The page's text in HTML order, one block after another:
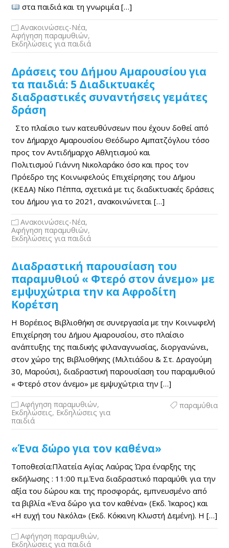
στα παιδιά και τη γνωριμία […]
Ανακοινώσεις-Νέα,
Αφήγηση παραμυθιών,
Εκδηλώσεις για παιδιά
Δράσεις του Δήμου Αμαρουσίου για
τα παιδιά: 5 Διαδικτυακές
διαδραστικές συναντήσεις γεμάτες
δράση
Στο πλαίσιο των κατευθύνσεων που έχουν δοθεί από
τον Δήμαρχο Αμαρουσίου Θεόδωρο Αμπατζόγλου τόσο
προς τον Αντιδήμαρχο Αθλητισμού και
Πολιτισμού Γιάννη Νικολαράκο όσο και προς τον
Πρόεδρο της Κοινωφελούς Επιχείρησης του Δήμου
(ΚΕΔΑ) Νίκο Πέππα, σχετικά με τις διαδικτυακές δράσεις
του Δήμου για το 2021, ανακοινώνεται […]
Ανακοινώσεις-Νέα,
Αφήγηση παραμυθιών,
Εκδηλώσεις για παιδιά
Διαδραστική παρουσίαση του
παραμυθιού « Φτερό στον άνεμο» με
εμψυχώτρια την κα Αφροδίτη
Κορέτση
Η Βορέειος Βιβλιοθήκη σε συνεργασία με την Κοινωφελή
Επιχείρηση του Δήμου Αμαρουσίου, στo πλαίσιο
ανάπτυξης της παιδικής φιλαναγνωσίας, διοργανώνει,
στον χώρο της Βιβλιοθήκης (Μιλτιάδου & Στ. Δραγούμη
30, Μαρούσι), διαδραστική παρουσίαση του παραμυθιού
« Φτερό στον άνεμο» με εμψυχώτρια την […]
Αφήγηση παραμυθιών,
Εκδηλώσεις, Εκδηλώσεις για
παιδιά
παραμύθια
«Ένα δώρο για τον καθένα»
Τοποθεσία:Πλατεία Αγίας Λαύρας Ώρα έναρξης της
εκδήλωσης : 11:00 π.μ.Ένα διαδραστικό παραμύθι για την
αξία του δώρου και της προσφοράς, εμπνευσμένο από
τα βιβλία «Ένα δώρο για τον καθένα» (Εκδ. Ίκαρος) και
«Η ευχή του Νικόλα» (Εκδ. Κόκκινη Κλωστή Δεμένη). H […]
Αφήγηση παραμυθιών,
Εκδηλώσεις για παιδιά